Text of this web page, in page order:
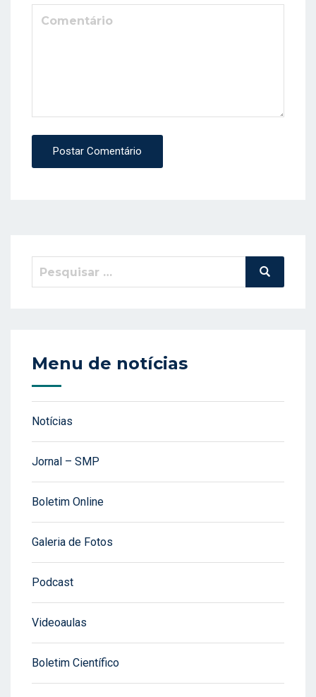
Postar Comentário
Pesquisar
Pesquisa
Menu de notícias
Notícias
Jornal – SMP
Boletim Online
Galeria de Fotos
Podcast
Videoaulas
Boletim Científico